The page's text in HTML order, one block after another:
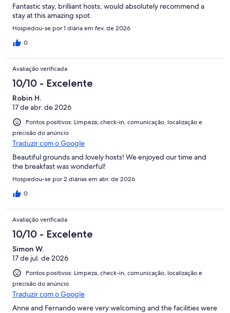
Fantastic stay, brilliant hosts, would absolutely recommend a
stay at this amazing spot.
Hospedou-se por 1 diária em fev. de 2026
0
Avaliação verificada
10/10 - Excelente
Robin H.
17 de abr. de 2026
Pontos positivos: Limpeza, check-in, comunicação, localização e
precisão do anúncio
Traduzir com o Google
Beautiful grounds and lovely hosts! We enjoyed our time and
the breakfast was wonderful!
Hospedou-se por 2 diárias em abr. de 2026
0
Avaliação verificada
10/10 - Excelente
Simon W.
17 de jul. de 2026
Pontos positivos: Limpeza, check-in, comunicação, localização e
precisão do anúncio
Traduzir com o Google
Anne and Fernando were very welcoming and the facilities were